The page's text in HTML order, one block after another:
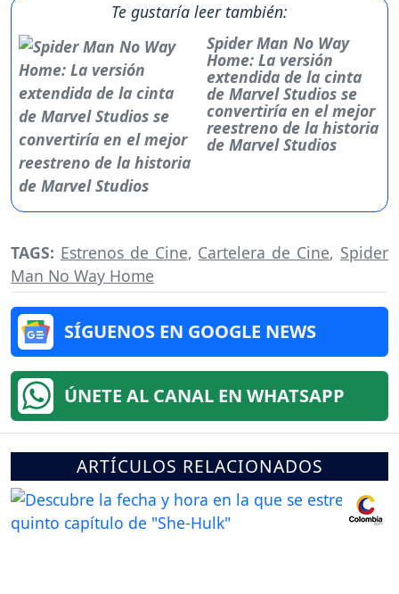
Te gustaría leer también:
Spider Man No Way
Home: La versión
extendida de la cinta
de Marvel Studios se
convertiría en el mejor
reestreno de la historia
de Marvel Studios
TAGS: Estrenos de Cine, Cartelera de Cine, Spider
Man No Way Home
SÍGUENOS EN GOOGLE NEWS
ÚNETE AL CANAL EN WHATSAPP
ARTÍCULOS RELACIONADOS